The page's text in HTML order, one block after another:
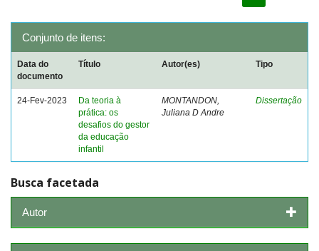
Conjunto de itens:
Data do
documento
Título Autor(es) Tipo
24-Fev-2023
Da teoria à
prática: os
desafios do gestor
da educação
infantil
MONTANDON,
Juliana D Andre
Dissertação
Busca facetada
Autor